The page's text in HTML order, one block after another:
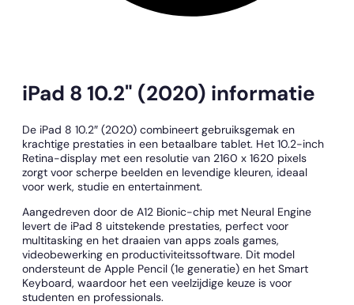
iPad 8 10.2" (2020) informatie
De iPad 8 10.2″ (2020) combineert gebruiksgemak en
krachtige prestaties in een betaalbare tablet. Het 10.2-inch
Retina-display met een resolutie van 2160 x 1620 pixels
zorgt voor scherpe beelden en levendige kleuren, ideaal
voor werk, studie en entertainment.
Aangedreven door de A12 Bionic-chip met Neural Engine
levert de iPad 8 uitstekende prestaties, perfect voor
multitasking en het draaien van apps zoals games,
videobewerking en productiviteitssoftware. Dit model
ondersteunt de Apple Pencil (1e generatie) en het Smart
Keyboard, waardoor het een veelzijdige keuze is voor
studenten en professionals.